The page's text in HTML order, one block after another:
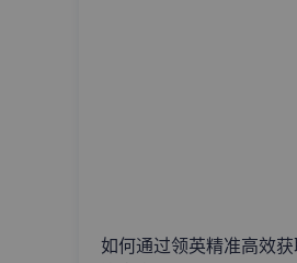
如何通过领英精准高效